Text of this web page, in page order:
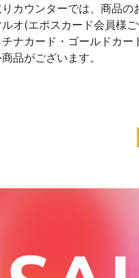
カウンターでは、商品の
オ(エポスカード会員様
ナカード・ゴールドカ
品がございます。